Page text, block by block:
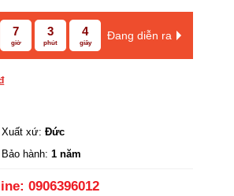
7
giờ
3
phút
3
giây
Đang diễn ra
Giá
là:
229.500₫.
Xuất xứ:Đức
Bảo hành:1 năm
0906396012